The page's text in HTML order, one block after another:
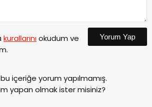
kurallarınıokudum ve
Yorum Yap
içeriğe yorum yapılmamış.
yapan olmak ister misiniz?